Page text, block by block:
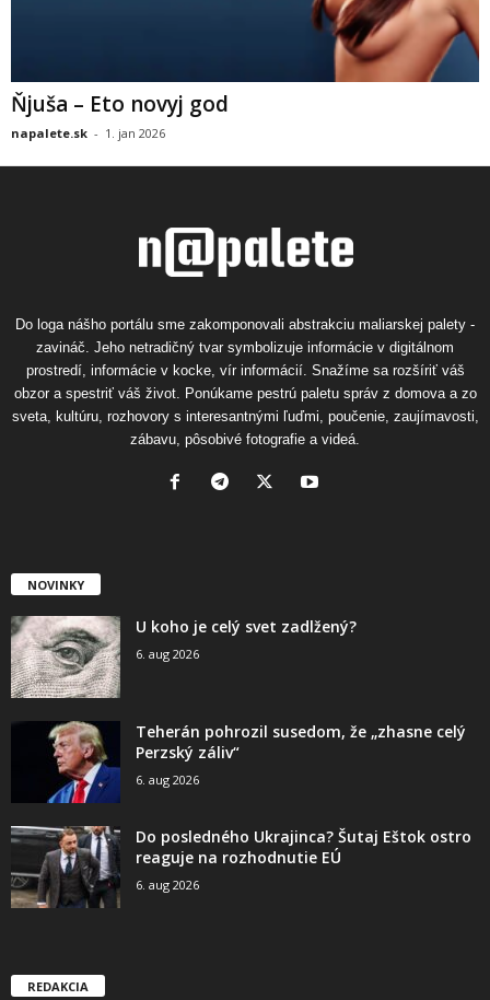
Ňjuša – Eto novyj god
napalete.sk - 1. jan 2026
Do loga nášho portálu sme zakomponovali abstrakciu maliarskej palety -
zavináč. Jeho netradičný tvar symbolizuje informácie v digitálnom
prostredí, informácie v kocke, vír informácií. Snažíme sa rozšíriť váš
obzor a spestriť váš život. Ponúkame pestrú paletu správ z domova a zo
sveta, kultúru, rozhovory s interesantnými ľuďmi, poučenie, zaujímavosti,
zábavu, pôsobivé fotografie a videá.
NOVINKY
U koho je celý svet zadlžený?
6. aug 2026
Teherán pohrozil susedom, že „zhasne celý
Perzský záliv“
6. aug 2026
Do posledného Ukrajinca? Šutaj Eštok ostro
reaguje na rozhodnutie EÚ
6. aug 2026
REDAKCIA